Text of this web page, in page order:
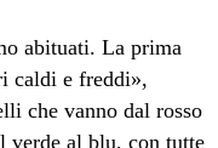
abituati. La prima
caldi e freddi»,
che vanno dal rosso
verde al blu, con tutte